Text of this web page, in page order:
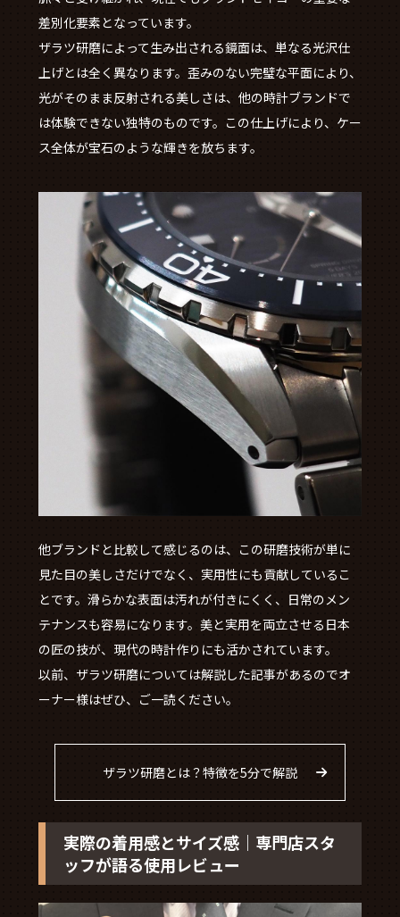
差別化要素となっています。
ザラツ研磨によって生み出される鏡面は、単なる光沢仕
上げとは全く異なります。歪みのない完璧な平面により、
光がそのまま反射される美しさは、他の時計ブランドで
は体験できない独特のものです。この仕上げにより、ケー
ス全体が宝石のような輝きを放ちます。
他ブランドと比較して感じるのは、この研磨技術が単に
見た目の美しさだけでなく、実用性にも貢献しているこ
とです。滑らかな表面は汚れが付きにくく、日常のメン
テナンスも容易になります。美と実用を両立させる日本
の匠の技が、現代の時計作りにも活かされています。
以前、ザラツ研磨については解説した記事があるのでオ
ーナー様はぜひ、ご一読ください。
ザラツ研磨とは？特徴を5分で解説
実際の着用感とサイズ感｜専門店スタ
ッフが語る使用レビュー